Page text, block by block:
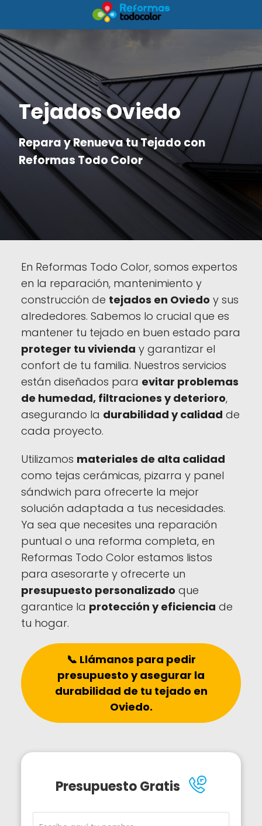
Tejados Oviedo
Repara y Renueva tu Tejado con
Reformas Todo Color
En Reformas Todo Color, somos expertos
en la reparación, mantenimiento y
construcción de tejados en Oviedo y sus
alrededores. Sabemos lo crucial que es
mantener tu tejado en buen estado para
proteger tu vivienda y garantizar el
confort de tu familia. Nuestros servicios
están diseñados para evitar problemas
de humedad, filtraciones y deterioro,
asegurando la durabilidad y calidad de
cada proyecto.
Utilizamos materiales de alta calidad
como tejas cerámicas, pizarra y panel
sándwich para ofrecerte la mejor
solución adaptada a tus necesidades.
Ya sea que necesites una reparación
puntual o una reforma completa, en
Reformas Todo Color estamos listos
para asesorarte y ofrecerte un
presupuesto personalizado que
garantice la protección y eficiencia de
tu hogar.
📞 Llámanos para pedir
presupuesto y asegurar la
durabilidad de tu tejado en
Oviedo.
Presupuesto Gratis